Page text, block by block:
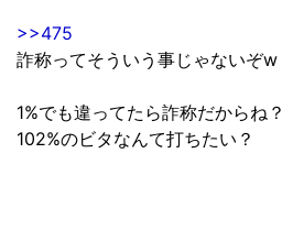
>>475
詐称ってそういう事じゃないぞw
1%でも違ってたら詐称だからね？
102%のビタなんて打ちたい？